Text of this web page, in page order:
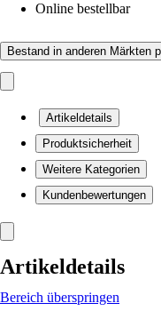
Online bestellbar
Bestand in anderen Märkten
Artikeldetails
Produktsicherheit
Weitere Kategorien
Kundenbewertungen
Artikeldetails
Bereich überspringen